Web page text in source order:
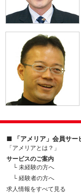
■ 「アメリア」会員サー
「アメリアとは？」
サービスのご案内
└ 未経験の方へ
└ 経験者の方へ
求人情報をすべて見る